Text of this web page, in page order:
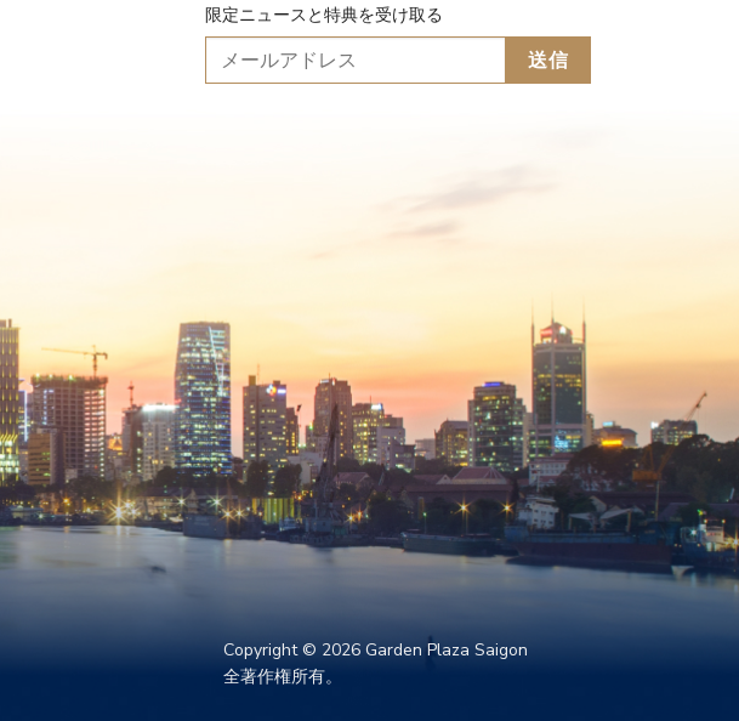
限定ニュースと特典を受け取る
Copyright © 2026 Garden Plaza Saigon
全著作権所有。